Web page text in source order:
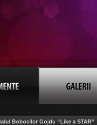
Bobocilor Gojdu “Like a STAR”